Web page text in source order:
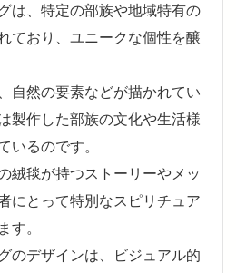
は、特定の部族や地域特有の
ており、ユニークな個性を醸
自然の要素などが描かれてい
製作した部族の文化や生活様
いるのです。
絨毯が持つストーリーやメッ
にとって特別なスピリチュア
す。
のデザインは、ビジュアル的